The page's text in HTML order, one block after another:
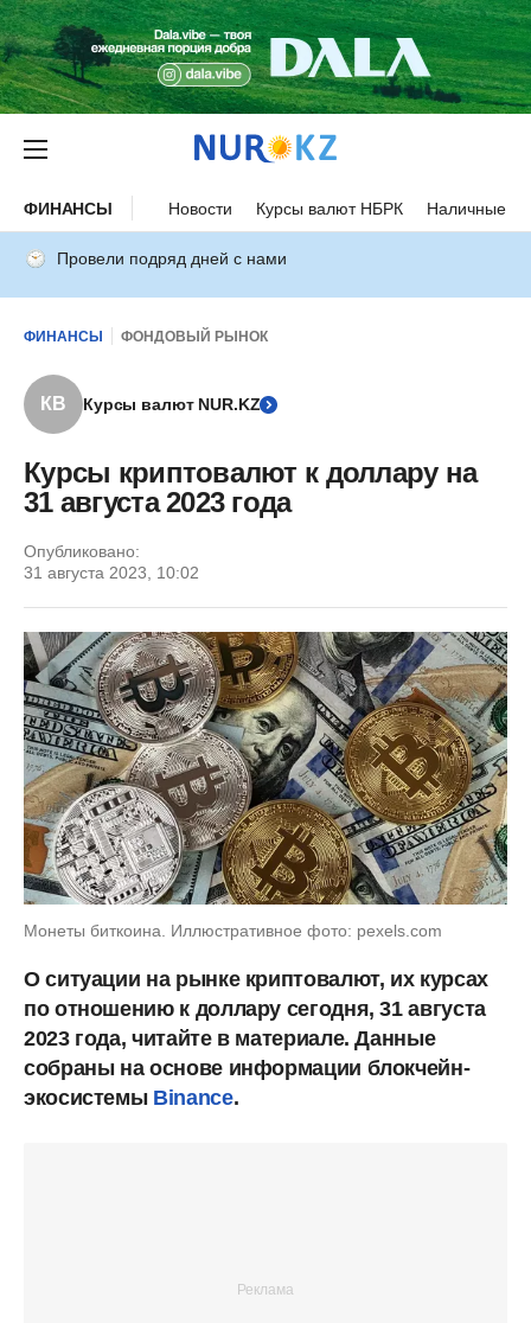
ФИНАНСЫ Новости Курсы валют НБРК Наличные
Провели подряд дней с нами
ФИНАНСЫ ФОНДОВЫЙ РЫНОК
КВ Курсы валют NUR.KZ
Курсы криптовалют к доллару на
31 августа 2023 года
Опубликовано:
31 августа 2023, 10:02
Монеты биткоина. Иллюстративное фото: pexels.com
О ситуации на рынке криптовалют, их курсах
по отношению к доллару сегодня, 31 августа
2023 года, читайте в материале. Данные
собраны на основе информации блокчейн-
экосистемы Binance.